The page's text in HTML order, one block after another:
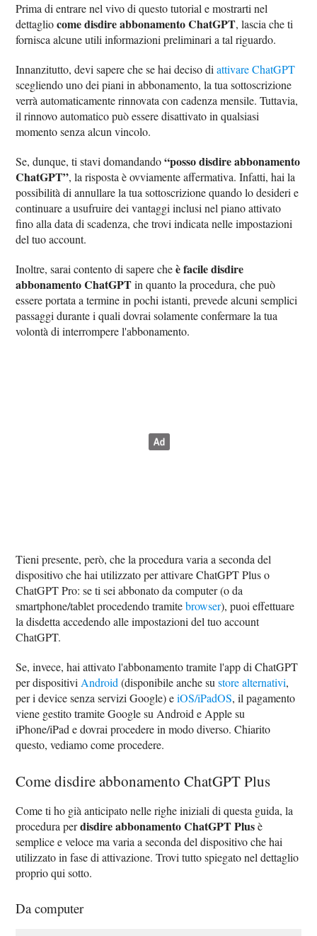
Prima di entrare nel vivo di questo tutorial e mostrarti nel
dettagliocome disdire abbonamento ChatGPT, lascia che ti
fornisca alcune utili informazioni preliminari a tal riguardo.
Innanzitutto, devi sapere che se hai deciso diattivare ChatGPT
scegliendo uno dei piani in abbonamento, la tua sottoscrizione
verrà automaticamente rinnovata con cadenza mensile. Tuttavia,
il rinnovo automatico può essere disattivato in qualsiasi
momento senza alcun vincolo.
Se, dunque, ti stavi domandando“posso disdire abbonamento
ChatGPT”, la risposta è ovviamente affermativa. Infatti, hai la
possibilità di annullare la tua sottoscrizione quando lo desideri e
continuare a usufruire dei vantaggi inclusi nel piano attivato
fino alla data di scadenza, che trovi indicata nelle impostazioni
del tuo account.
Inoltre, sarai contento di sapere cheè facile disdire
abbonamento ChatGPTin quanto la procedura, che può
essere portata a termine in pochi istanti, prevede alcuni semplici
passaggi durante i quali dovrai solamente confermare la tua
volontà di interrompere l'abbonamento.
Tieni presente, però, che la procedura varia a seconda del
dispositivo che hai utilizzato per attivare ChatGPT Plus o
ChatGPT Pro: se ti sei abbonato da computer (o da
smartphone/tablet procedendo tramitebrowser), puoi effettuare
la disdetta accedendo alle impostazioni del tuo account
ChatGPT.
Se, invece, hai attivato l'abbonamento tramite l'app di ChatGPT
per dispositiviAndroid(disponibile anche sustore alternativi,
per i device senza servizi Google) eiOS/iPadOS, il pagamento
viene gestito tramite Google su Android e Apple su
iPhone/iPad e dovrai procedere in modo diverso. Chiarito
questo, vediamo come procedere.
Come disdire abbonamento ChatGPT Plus
Come ti ho già anticipato nelle righe iniziali di questa guida, la
procedura perdisdire abbonamento ChatGPT Plusè
semplice e veloce ma varia a seconda del dispositivo che hai
utilizzato in fase di attivazione. Trovi tutto spiegato nel dettaglio
proprio qui sotto.
Da computer